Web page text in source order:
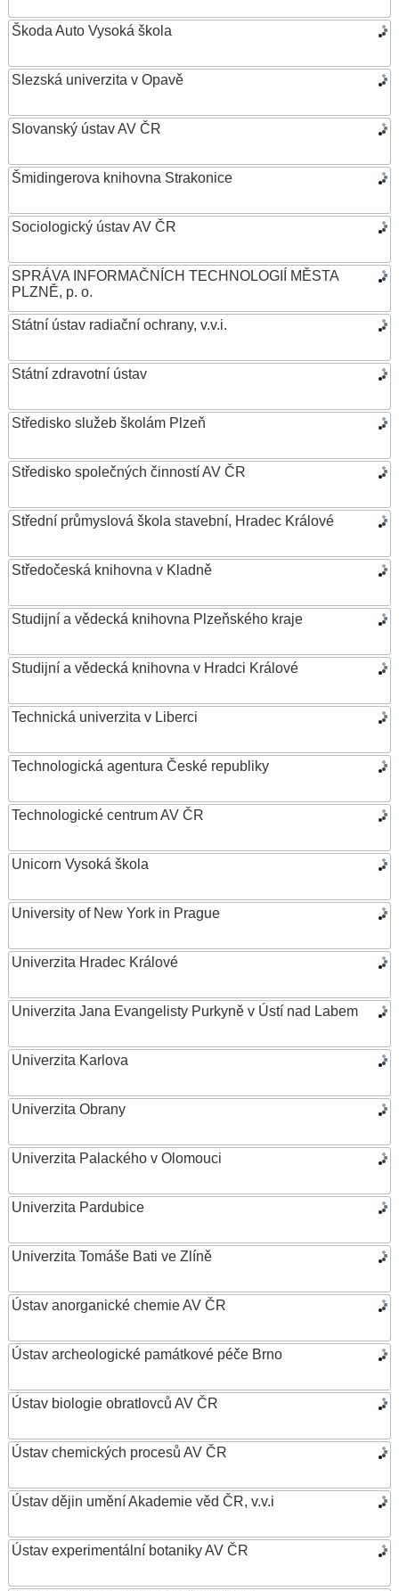
Škoda Auto Vysoká škola
Slezská univerzita v Opavě
Slovanský ústav AV ČR
Šmidingerova knihovna Strakonice
Sociologický ústav AV ČR
SPRÁVA INFORMAČNÍCH TECHNOLOGIÍ MĚSTA
PLZNĚ, p. o.
Státní ústav radiační ochrany, v.v.i.
Státní zdravotní ústav
Středisko služeb školám Plzeň
Středisko společných činností AV ČR
Střední průmyslová škola stavební, Hradec Králové
Středočeská knihovna v Kladně
Studijní a vědecká knihovna Plzeňského kraje
Studijní a vědecká knihovna v Hradci Králové
Technická univerzita v Liberci
Technologická agentura České republiky
Technologické centrum AV ČR
Unicorn Vysoká škola
University of New York in Prague
Univerzita Hradec Králové
Univerzita Jana Evangelisty Purkyně v Ústí nad Labem
Univerzita Karlova
Univerzita Obrany
Univerzita Palackého v Olomouci
Univerzita Pardubice
Univerzita Tomáše Bati ve Zlíně
Ústav anorganické chemie AV ČR
Ústav archeologické památkové péče Brno
Ústav biologie obratlovců AV ČR
Ústav chemických procesů AV ČR
Ústav dějin umění Akademie věd ČR, v.v.i
Ústav experimentální botaniky AV ČR